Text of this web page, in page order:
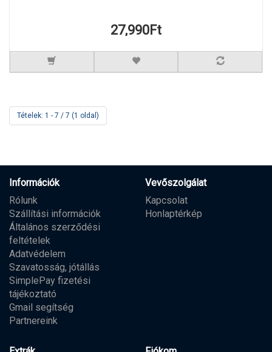
27,990Ft
Tételek: 1 - 7 / 7 (1 oldal)
Információk
Rólunk
Szállítási információk
Általános szerződési
feltételek
Adatvédelem
Szavatosság, jótállás
SimplePay fizetési
tájékoztató
Gmail segítség
Partnereink
Vevőszolgálat
Kapcsolat
Honlaptérkép